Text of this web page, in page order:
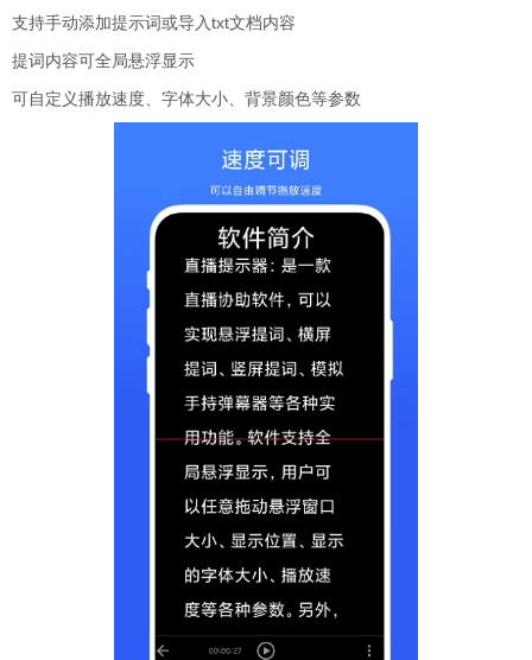
支持手动添加提示词或导入txt文档内容
提词内容可全局悬浮显示
可自定义播放速度、字体大小、背景颜色等参数